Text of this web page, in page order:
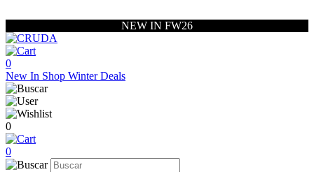
NEW IN FW26
0
New In Shop Winter Deals
0
0